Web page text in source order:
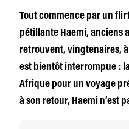
Tout commence par un
pétillante Haemi, anciens
retrouvent, vingtenaires, à
est bientôt interrompue :
Afrique pour un voyage
à son retour, Haemi n’est